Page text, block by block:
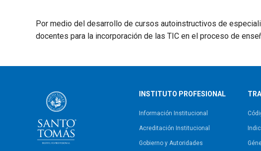
Por medio del desarrollo de cursos autoinstructivos de
docentes para la incorporación de las TIC en el proceso de
INSTITUTO PROFESIONAL
Información Institucional
Acreditación Institucional
Gobierno y Autoridades​